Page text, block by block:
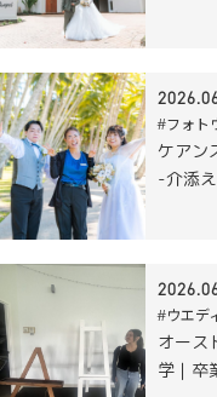
#フォト
ケアン
-介添
#ウエデ
オース
学｜卒